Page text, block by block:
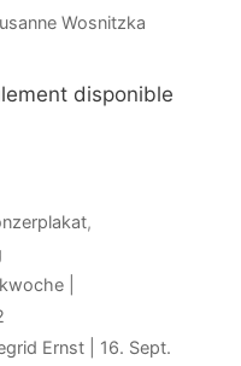
Wosnitzka
disponible
,
|
Ernst | 16. Sept.